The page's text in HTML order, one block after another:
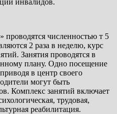
инвалидов.
проводятся численностью т 5
2 раза в неделю, курс
Занятия проводятся в
плану. Одно посещение
в центр своего
могут быть
Комплекс занятий включает
трудовая,
реабилитация.